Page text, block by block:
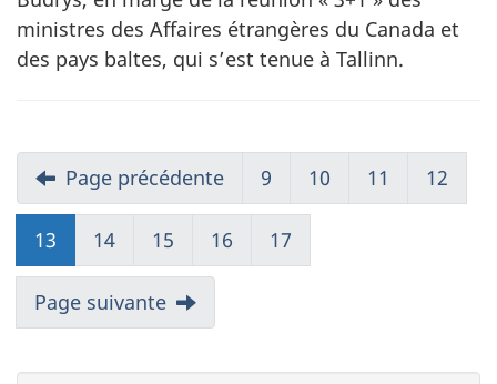
ministres des Affaires étrangères du Canada et
des pays baltes, qui s’est tenue à Tallinn.
Page précédente 9 10 11 12
13 14 15 16 17
Page suivante